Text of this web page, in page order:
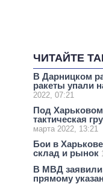
ЧИТАЙТЕ
В Дарницком
ракеты упали
2022, 07:21
Под
тактическая
марта 2022, 13:21
Бои в
склад и рынок
В МВД
прямому